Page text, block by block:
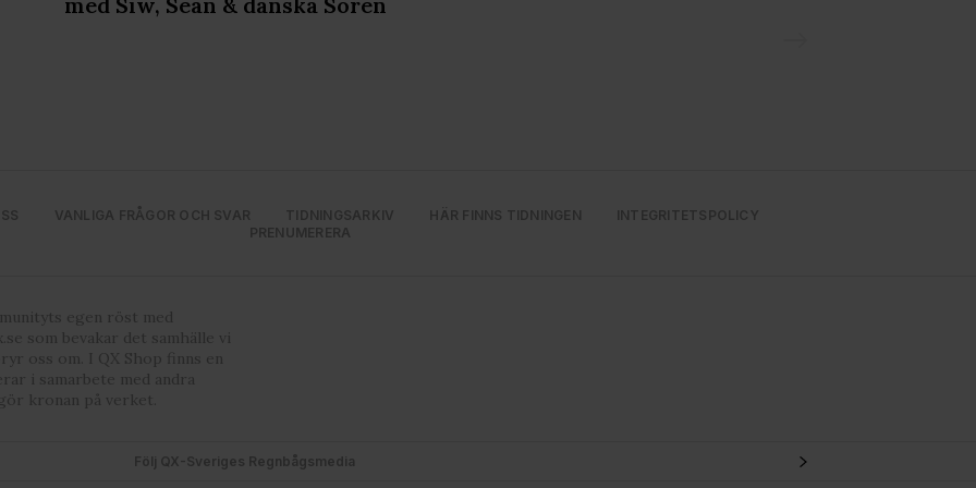
VANLIGA FRÅGOR OCH SVAR TIDNINGSARKIV HÄR FINNS TIDNINGEN
INTEGRITETSPOLICY
PRENUMERERA
egen röst med
som bevakar det samhälle vi
oss om. I QX Shop finns en
i samarbete med andra
kronan på verket.
Följ QX-Sveriges Regnbågsmedia